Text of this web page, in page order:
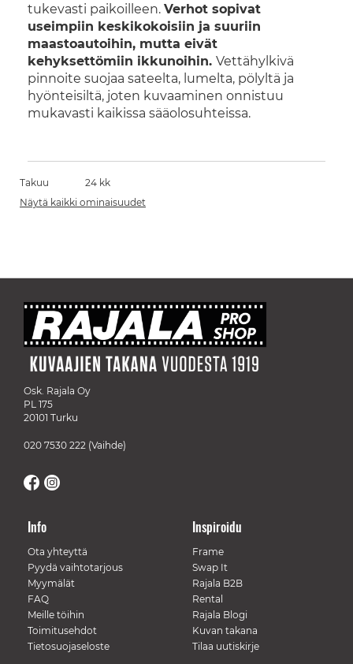
tukevasti paikoilleen. Verhot sopivat
useimpiin keskikokoisiin ja suuriin
maastoautoihin, mutta eivät
kehyksettömiin ikkunoihin. Vettähylkivä
pinnoite suojaa sateelta, lumelta, pölyltä ja
hyönteisiltä, joten kuvaaminen onnistuu
mukavasti kaikissa sääolosuhteissa.
Takuu
24 kk
Näytä kaikki ominaisuudet
Osk. Rajala Oy
PL 175
20101 Turku
020 7530 222 (Vaihde)
Info
Ota yhteyttä
Pyydä vaihtotarjous
Myymälät
FAQ
Meille töihin
Toimitusehdot
Tietosuojaseloste
Inspiroidu
Frame
Swap It
Rajala B2B
Rental
Rajala Blogi
Kuvan takana
Tilaa uutiskirje